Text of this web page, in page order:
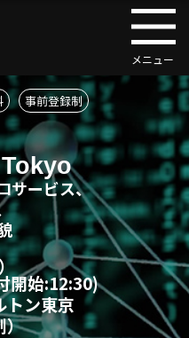
事前登録制
サービス、
開始:12:30)
トン東京
）